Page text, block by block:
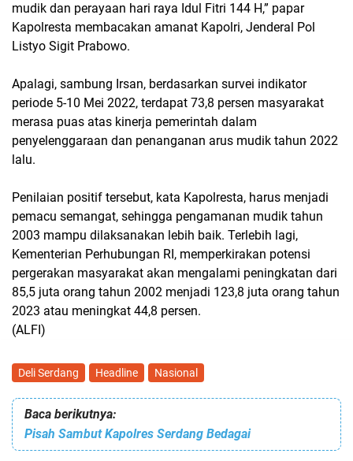
mudik dan perayaan hari raya Idul Fitri 144 H,” papar
Kapolresta membacakan amanat Kapolri, Jenderal Pol
Listyo Sigit Prabowo.
Apalagi, sambung Irsan, berdasarkan survei indikator
periode 5-10 Mei 2022, terdapat 73,8 persen masyarakat
merasa puas atas kinerja pemerintah dalam
penyelenggaraan dan penanganan arus mudik tahun 2022
lalu.
Penilaian positif tersebut, kata Kapolresta, harus menjadi
pemacu semangat, sehingga pengamanan mudik tahun
2003 mampu dilaksanakan lebih baik. Terlebih lagi,
Kementerian Perhubungan RI, memperkirakan potensi
pergerakan masyarakat akan mengalami peningkatan dari
85,5 juta orang tahun 2002 menjadi 123,8 juta orang tahun
2023 atau meningkat 44,8 persen.
(ALFI)
Deli Serdang Headline Nasional
Baca berikutnya:
Pisah Sambut Kapolres Serdang Bedagai